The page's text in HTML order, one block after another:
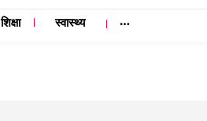
शिक्षा स्वास्थ्य